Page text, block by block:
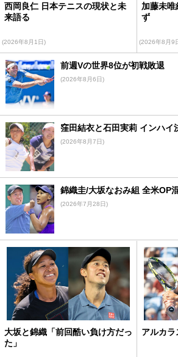
西岡良仁 日本テニスの現状と未
来語る
(2026年8月1日)
加藤未
ず
(2026年8月9
前週Vの世界8位が初戦敗退
(2026年8月6日)
窪田結衣と石田実莉 インハイ
(2026年8月7日)
錦織圭/大坂なおみ組 全米OP
(2026年7月28日)
大坂と錦織「前回酷い負け方だっ
た」
アルカ